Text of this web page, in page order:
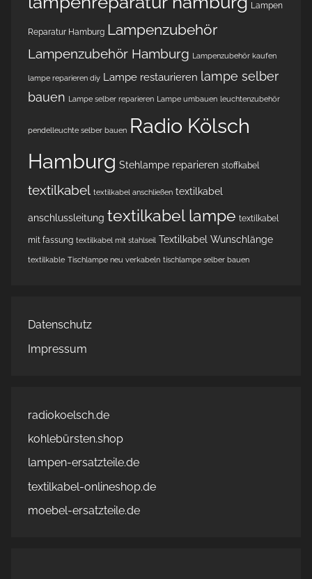
Lampen
Reparatur Hamburg Lampenzubehör
Lampenzubehör Hamburg Lampenzubehör kaufen
lampe reparieren diy Lampe restaurieren lampe selber
bauen Lampe selber reparieren Lampe umbauen leuchtenzubehör
pendelleuchte selber bauen Radio Kölsch
Hamburg Stehlampe reparieren stoffkabel
textilkabel textilkabel anschließen textilkabel
anschlussleitung textilkabel lampe textilkabel
mit fassung textilkabel mit stahlseil Textilkabel Wunschlänge
textilkable Tischlampe neu verkabeln tischlampe selber bauen
Datenschutz
Impressum
radiokoelsch.de
kohlebürsten.shop
lampen-ersatzteile.de
textilkabel-onlineshop.de
moebel-ersatzteile.de